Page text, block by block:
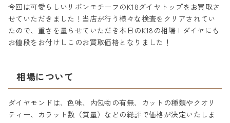
今回は可愛らしいリボンモチーフのK18ダイヤトップをお買取さ
せていただきました！当店が行う様々な検査をクリアされてい
たので、重さを量らせていただき本日のK18の相場+ダイヤにも
お値段をお付けしこのお買取価格となりました！
相場について
ダイヤモンドは、色味、内包物の有無、カットの種類やクオリ
ティー、カラット数（質量）などの総評で価格が決定いたしま